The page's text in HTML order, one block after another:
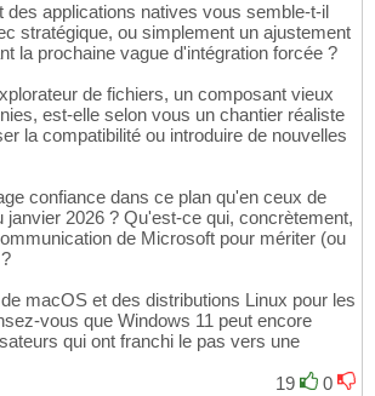
des applications natives vous semble-t-il
stratégique, ou simplement un ajustement
la prochaine vague d'intégration forcée ?
de fichiers, un composant vieux
est-elle selon vous un chantier réaliste
la compatibilité ou introduire de nouvelles
confiance dans ce plan qu'en ceux de
janvier 2026 ? Qu'est-ce qui, concrètement,
de Microsoft pour mériter (ou
macOS et des distributions Linux pour les
vous que Windows 11 peut encore
qui ont franchi le pas vers une
19
0